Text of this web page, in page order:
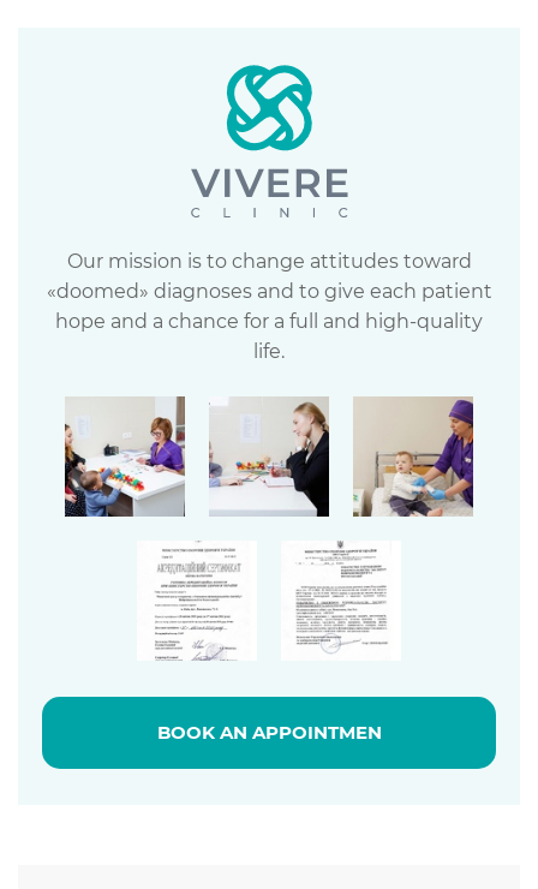
Our mission is to change attitudes toward
«doomed» diagnoses and to give each patient
hope and a chance for a full and high-quality
life.
BOOK AN APPOINTMEN